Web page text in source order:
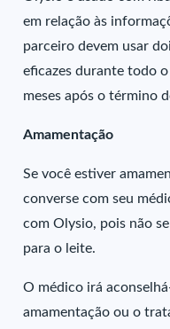
em relação às
parceiro devem usar
eficazes durante todo
meses após o término
Amamentação
Se você estiver
converse com seu
com Olysio, pois não
para o leite.
O médico irá
amamentação ou o